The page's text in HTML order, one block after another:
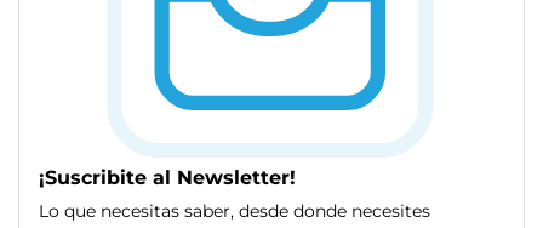
¡Suscribite al Newsletter!
Lo que necesitas saber, desde donde necesites